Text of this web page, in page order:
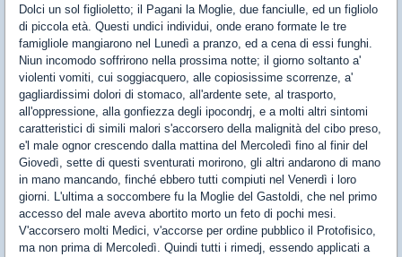
Dolci un sol figlioletto; il Pagani la Moglie, due fanciulle, ed un figliolo
di piccola età. Questi undici individui, onde erano formate le tre
famigliole mangiarono nel Lunedì a pranzo, ed a cena di essi funghi.
Niun incomodo soffrirono nella prossima notte; il giorno soltanto a'
violenti vomiti, cui soggiacquero, alle copiosissime scorrenze, a'
gagliardissimi dolori di stomaco, all'ardente sete, al trasporto,
all'oppressione, alla gonfiezza degli ipocondrj, e a molti altri sintomi
caratteristici di simili malori s'accorsero della malignità del cibo preso,
e'l male ognor crescendo dalla mattina del Mercoledì fino al finir del
Giovedì, sette di questi sventurati morirono, gli altri andarono di mano
in mano mancando, finché ebbero tutti compiuti nel Venerdì i loro
giorni. L'ultima a soccombere fu la Moglie del Gastoldi, che nel primo
accesso del male aveva abortito morto un feto di pochi mesi.
V'accorsero molti Medici, v'accorse per ordine pubblico il Protofisico,
ma non prima di Mercoledì. Quindi tutti i rimedj, essendo applicati a